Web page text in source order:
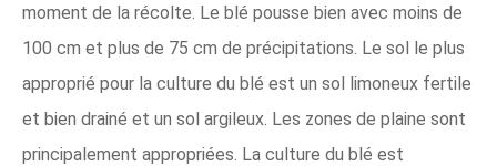
moment de la récolte. Le blé pousse bien avec moins de
100 cm et plus de 75 cm de précipitations. Le sol le plus
approprié pour la culture du blé est un sol limoneux fertile
et bien drainé et un sol argileux. Les zones de plaine sont
principalement appropriées. La culture du blé est